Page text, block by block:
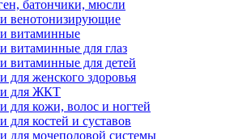
батончики, мюсли
венотонизирующие
витаминные
витаминные для глаз
витаминные для детей
для женского здоровья
для ЖКТ
для кожи, волос и ногтей
для костей и суставов
для мочеполовой системы